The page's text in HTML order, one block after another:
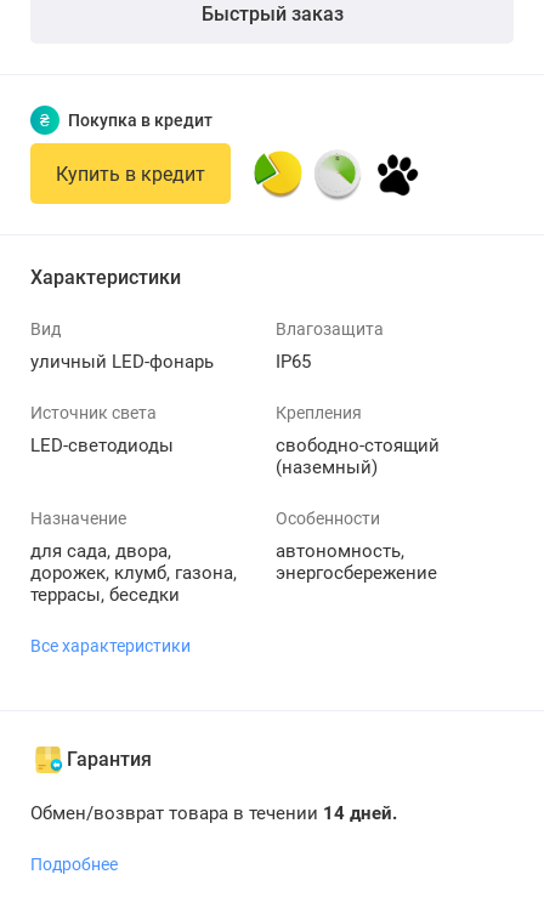
Быстрый заказ
₴ Покупка в кредит
Купить в кредит
Характеристики
Вид
уличный LED-фонарь
Влагозащита
IP65
Источник света
LED-светодиоды
Крепления
свободно-стоящий
(наземный)
Назначение
для сада, двора,
дорожек, клумб, газона,
террасы, беседки
Особенности
автономность,
энергосбережение
Все характеристики
Гарантия
Обмен/возврат товара в течении 14 дней.
Подробнее